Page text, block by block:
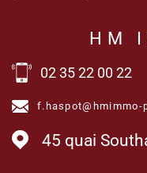
HM
02 35 22 00 22
f.haspot@hmimmo-
45 quai